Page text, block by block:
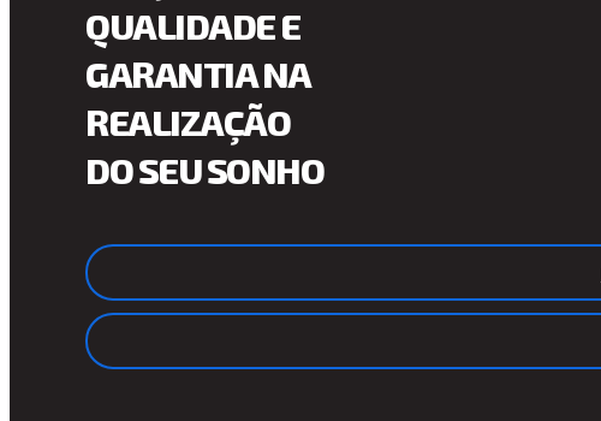
QUALIDADE E
GARANTIA NA
REALIZAÇÃO
DO SEU SONHO